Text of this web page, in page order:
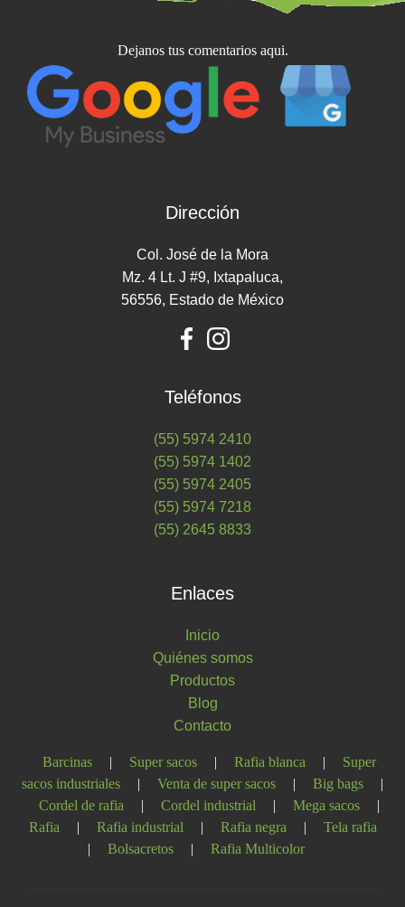
Dejanos tus comentarios aqui.
Dirección
Col. José de la Mora
Mz. 4 Lt. J #9, Ixtapaluca,
56556, Estado de México
Teléfonos
(55) 5974 2410
(55) 5974 1402
(55) 5974 2405
(55) 5974 7218
(55) 2645 8833
Enlaces
Inicio
Quiénes somos
Productos
Blog
Contacto
Barcinas | Super sacos | Rafia blanca |
Super
sacos industriales
| Venta de super sacos | Big bags
|
Cordel de rafia
| Cordel industrial | Mega sacos
|
Rafia
| Rafia industrial | Rafia negra |
Tela rafia
|
Bolsacretos | Rafia Multicolor